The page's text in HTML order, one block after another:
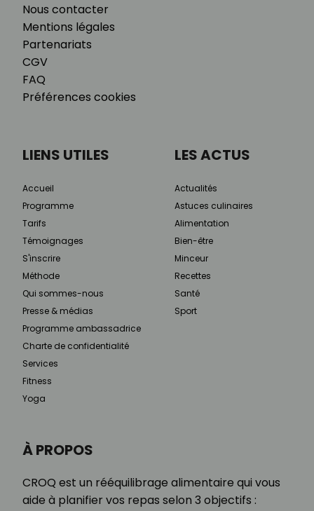
Nous contacter
Mentions légales
Partenariats
CGV
FAQ
Préférences cookies
À PROPOS
CROQ est un rééquilibrage alimentaire qui vous
aide à planifier vos repas selon 3 objectifs :
LIENS UTILES
Accueil
Programme
Tarifs
Témoignages
S'inscrire
Méthode
Qui sommes-nous
Presse & médias
Programme ambassadrice
Charte de confidentialité
Services
Fitness
Yoga
LES ACTUS
Actualités
Astuces culinaires
Alimentation
Bien-être
Minceur
Recettes
Santé
Sport